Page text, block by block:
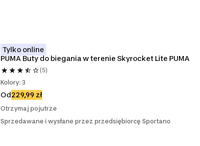
Tylko online
PUMA Buty do biegania w terenie Skyrocket Lite PUMA
(5)
Kolory: 3
Od229,99 zł
Otrzymaj pojutrze
Sprzedawane i wysłane przez przedsiębiorcę Sportano